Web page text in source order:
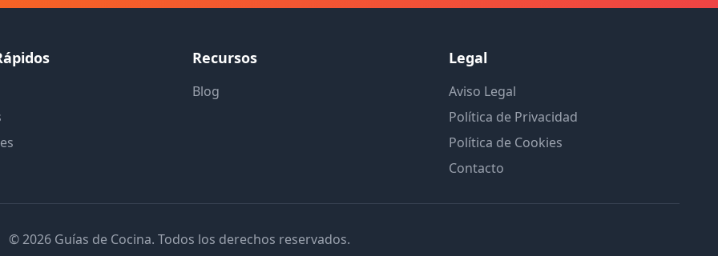
Recursos
Blog
Legal
Aviso Legal
Política de Privacidad
Política de Cookies
Contacto
© 2026 Guías de Cocina. Todos los derechos reservados.